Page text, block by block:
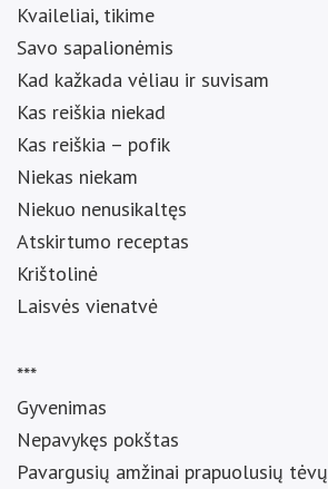
Kvaileliai, tikime
Savo sapalionėmis
Kad kažkada vėliau ir suvisam
Kas reiškia niekad
Kas reiškia – pofik
Niekas niekam
Niekuo nenusikaltęs
Atskirtumo receptas
Krištolinė
Laisvės vienatvė
***
Gyvenimas
Nepavykęs pokštas
Pavargusių amžinai prapuolusių tėvų